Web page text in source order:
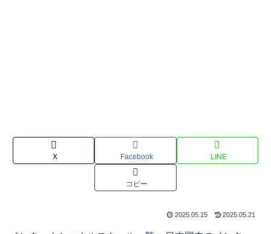
X Facebook LINE
コピー
2025.05.15 2025.05.21